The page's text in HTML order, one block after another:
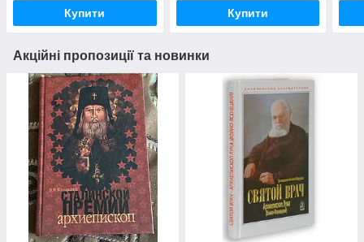
Купити Купити
Акційні пропозиції та новинки